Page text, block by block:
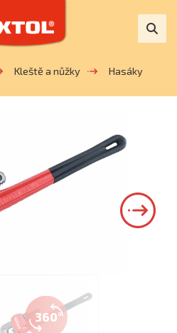
Kleště a nůžky Hasáky
360°